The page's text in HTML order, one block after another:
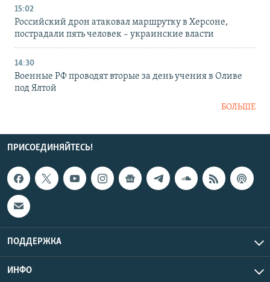
15:02
Российский дрон атаковал маршрутку в Херсоне,
пострадали пять человек – украинские власти
14:30
Военные РФ проводят вторые за день учения в Оливе
под Ялтой
БОЛЬШЕ
ПРИСОЕДИНЯЙТЕСЬ!
ПОДДЕРЖКА
ИНФО